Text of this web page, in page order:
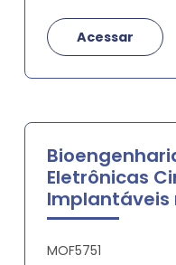
Acessar
Eletrônicas
Implantáveis
MOF5751